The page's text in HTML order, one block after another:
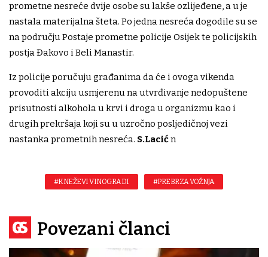
prometne nesreće dvije osobe su lakše ozlijeđene, a u je
nastala materijalna šteta. Po jedna nesreća dogodile su se
na području Postaje prometne policije Osijek te policijskih
postja Đakovo i Beli Manastir.
Iz policije poručuju građanima da će i ovoga vikenda
provoditi akciju usmjerenu na utvrđivanje nedopuštene
prisutnosti alkohola u krvi i droga u organizmu kao i
drugih prekršaja koji su u uzročno posljedičnoj vezi
nastanka prometnih nesreća. S.Lacićn
#KNEŽEVI VINOGRADI #PREBRZA VOŽNJA
Povezani članci